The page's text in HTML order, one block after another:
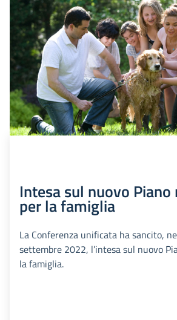
Intesa sul nuovo Piano
per la famiglia
La Conferenza unificata ha sancito,
settembre 2022, l’intesa sul nuovo
la famiglia.